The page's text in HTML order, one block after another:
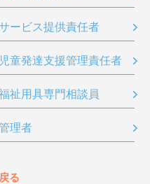
ービス提供責任者
児童発達支援管理責任者
祉用具専門相談員
理者
る